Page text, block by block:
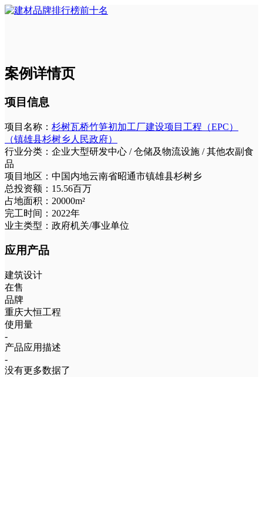
案例详情页
项目信息
项目名称： 杉树瓦桥竹笋初加工厂建设项目工程（EPC）
（镇雄县杉树乡人民政府）
行业分类： 企业大型研发中心 / 仓储及物流设施 / 其他农副食
品
项目地区： 中国内地云南省昭通市镇雄县杉树乡
总投资额： 15.56百万
占地面积： 20000m²
完工时间： 2022年
业主类型： 政府机关/事业单位
应用产品
建筑设计
在售
品牌
重庆大恒工程
使用量
-
产品应用描述
-
没有更多数据了